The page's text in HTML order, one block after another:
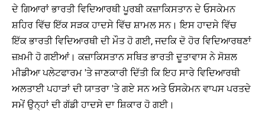
ਦੇ ਗਿਆਰਾਂ ਭਾਰਤੀ ਵਿਦਿਆਰਥੀ ਪੂਰਬੀ ਕਜ਼ਾਕਿਸਤਾਨ ਦੇ ਓਸਕੇਮਨ
ਸ਼ਹਿਰ ਵਿੱਚ ਇੱਕ ਸੜਕ ਹਾਦਸੇ ਵਿੱਚ ਸ਼ਾਮਲ ਸਨ। ਇਸ ਹਾਦਸੇ ਵਿੱਚ
ਇੱਕ ਭਾਰਤੀ ਵਿਦਿਆਰਥੀ ਦੀ ਮੌਤ ਹੋ ਗਈ, ਜਦਕਿ ਦੋ ਹੋਰ ਵਿਦਿਆਰਥਣਾਂ
ਜ਼ਖ਼ਮੀ ਹੋ ਗਈਆਂ। ਕਜ਼ਾਕਿਸਤਾਨ ਸਥਿਤ ਭਾਰਤੀ ਦੂਤਾਵਾਸ ਨੇ ਸੋਸ਼ਲ
ਮੀਡੀਆ ਪਲੇਟਫਾਰਮ 'ਤੇ ਜਾਣਕਾਰੀ ਦਿੱਤੀ ਕਿ ਇਹ ਸਾਰੇ ਵਿਦਿਆਰਥੀ
ਅਲਤਾਈ ਪਹਾੜਾਂ ਦੀ ਯਾਤਰਾ 'ਤੇ ਗਏ ਸਨ ਅਤੇ ਓਸਕੇਮਨ ਵਾਪਸ ਪਰਤਦੇ
ਸਮੇਂ ਉਨ੍ਹਾਂ ਦੀ ਗੱਡੀ ਹਾਦਸੇ ਦਾ ਸ਼ਿਕਾਰ ਹੋ ਗਈ।